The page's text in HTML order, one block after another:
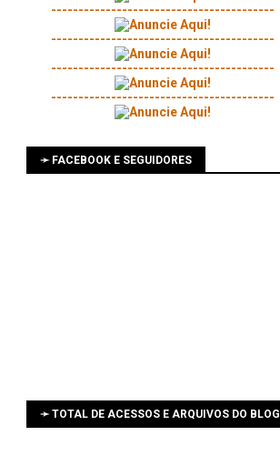
-----------------------------------------
-----------------------------------------
-----------------------------------------
-----------------------------------------
➛ FACEBOOK E SEGUIDORES
➛ TOTAL DE ACESSOS E ARQUIVOS DO BLOG